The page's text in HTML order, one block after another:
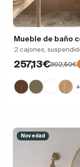
Mueble de baño
2 cajones,
257,13€302,50€
Novedad